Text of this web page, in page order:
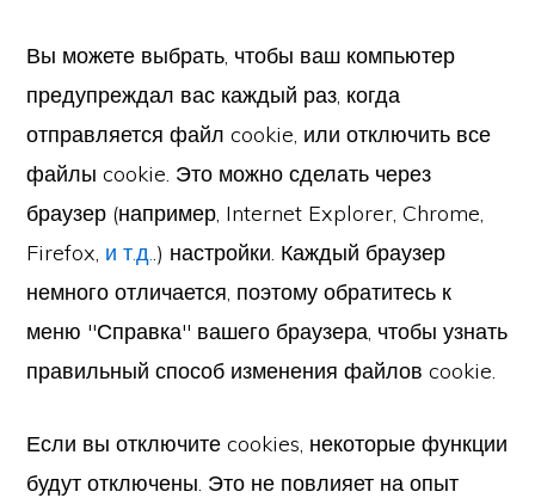
Вы можете выбрать, чтобы ваш компьютер
предупреждал вас каждый раз, когда
отправляется файл cookie, или отключить все
файлы cookie. Это можно сделать через
браузер (например, Internet Explorer, Chrome,
Firefox, и т.д..) настройки. Каждый браузер
немного отличается, поэтому обратитесь к
меню "Справка" вашего браузера, чтобы узнать
правильный способ изменения файлов cookie.
Если вы отключите cookies, некоторые функции
будут отключены. Это не повлияет на опыт